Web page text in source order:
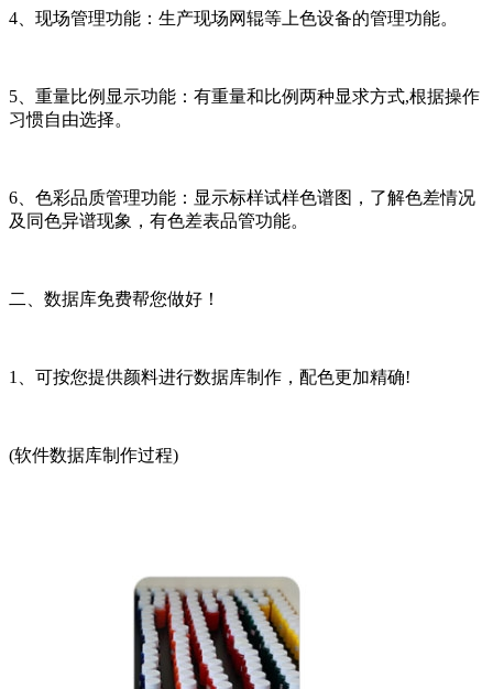
4、现场管理功能：生产现场网辊等上色设备的管理功能。
5、重量比例显示功能：有重量和比例两种显求方式,根据操作
习惯自由选择。
6、色彩品质管理功能：显示标样试样色谱图，了解色差情况
及同色异谱现象，有色差表品管功能。
二、数据库免费帮您做好！
1、可按您提供颜料进行数据库制作，配色更加精确!
(软件数据库制作过程)